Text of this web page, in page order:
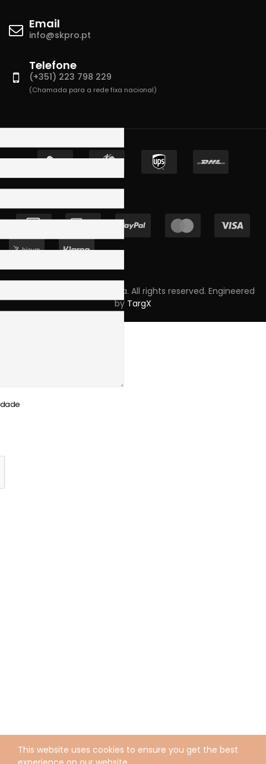
Email
info@skpro.pt
Telefone
(+351) 223 798 229
(Chamada para a rede fixa nacional)
Copyright © 2023 Skpro, Lda. All rights reserved. Engineered
by TargX
This website uses cookies to ensure you get the best